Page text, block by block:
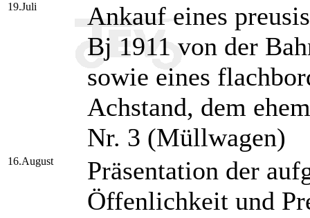
19.Juli
Ankauf eines
Bj 1911 von der
sowie eines
Achstand, dem
Nr. 3 (Müllwagen)
16.August
Präsentation der
Öffenlichkeit und